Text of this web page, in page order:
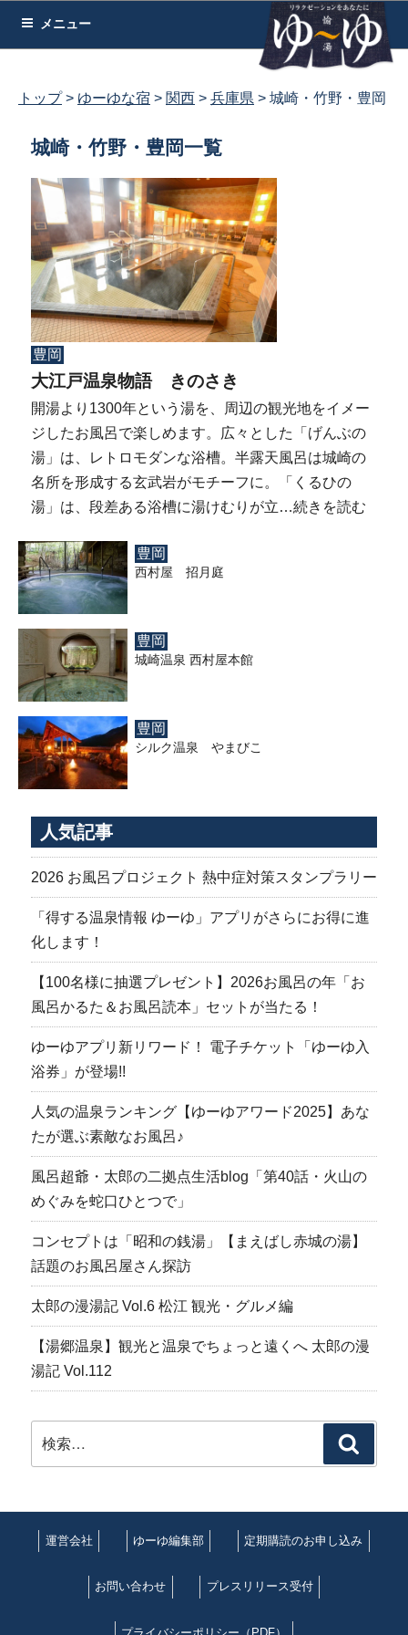
メニュー
トップ ゆーゆな宿 関西 兵庫県 城崎・竹野・豊岡
城崎・竹野・豊岡一覧
豊岡
大江戸温泉物語 きのさき
開湯より1300年という湯を、周辺の観光地をイメー
ジしたお風呂で楽しめます。広々とした「げんぶの
湯」は、レトロモダンな浴槽。半露天風呂は城崎の
名所を形成する玄武岩がモチーフに。「くるひの
湯」は、段差ある浴槽に湯けむりが立…続きを読む
豊岡
西村屋 招月庭
豊岡
城崎温泉 西村屋本館
豊岡
シルク温泉 やまびこ
人気記事
2026 お風呂プロジェクト 熱中症対策スタンプラリー
「得する温泉情報 ゆーゆ」アプリがさらにお得に進
化します！
【100名様に抽選プレゼント】2026お風呂の年「お
風呂かるた＆お風呂読本」セットが当たる！
ゆーゆアプリ新リワード！ 電子チケット「ゆーゆ入
浴券」が登場!!
人気の温泉ランキング【ゆーゆアワード2025】あな
たが選ぶ素敵なお風呂♪
風呂超爺・太郎の二拠点生活blog「第40話・火山の
めぐみを蛇口ひとつで」
コンセプトは「昭和の銭湯」【まえばし赤城の湯】
話題のお風呂屋さん探訪
太郎の漫湯記 Vol.6 松江 観光・グルメ編
【湯郷温泉】観光と温泉でちょっと遠くへ 太郎の漫
湯記 Vol.112
索
運営会社 ゆーゆ編集部 定期購読のお申し込み
お問い合わせ プレスリリース受付